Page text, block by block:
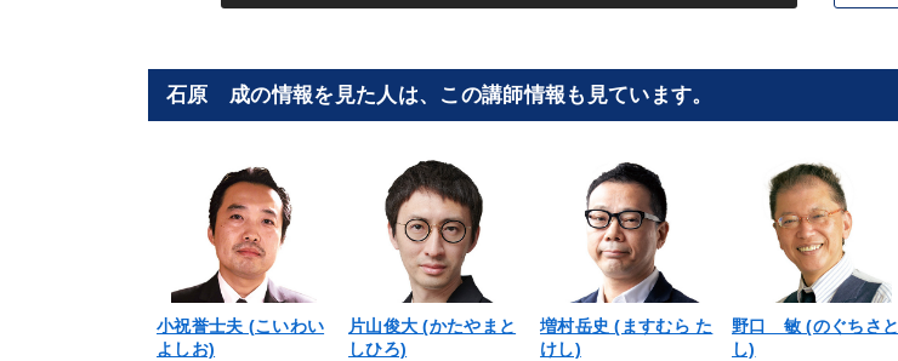
石原 成の情報を見た人は、この講師情報も見ています。
小祝誉士夫 (こいわい
よしお)
片山俊大 (かたやまと
しひろ)
増村岳史 (ますむら た
けし)
野口 敏 (のぐちさと
し)